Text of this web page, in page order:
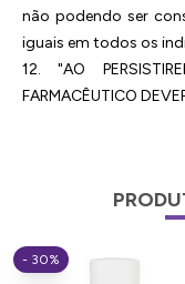
não podendo ser
iguais em todos os
12. "AO
FARMACÊUTICO
- 30%